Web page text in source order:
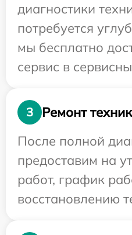
диагностики
потребуется
мы бесплатно
сервис в
3
Ремонт
После полной
предоставим на
работ, график
восстановлению